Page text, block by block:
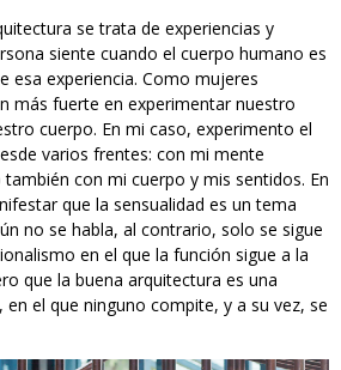
se trata de experiencias y
siente cuando el cuerpo humano es
esa experiencia. Como mujeres
más fuerte en experimentar nuestro
cuerpo. En mi caso, experimento el
varios frentes: con mi mente
con mi cuerpo y mis sentidos. En
que la sensualidad es un tema
no se habla, al contrario, solo se sigue
en el que la función sigue a la
que la buena arquitectura es una
el que ninguno compite, y a su vez, se